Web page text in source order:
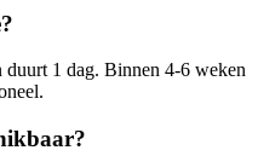
duurt 1 dag. Binnen 4-6 weken